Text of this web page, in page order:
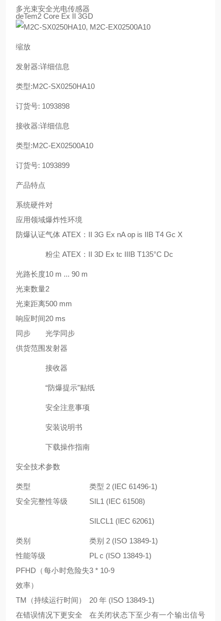
多光束安全光电传感器
deTem2 Core Ex II 3GD
缩放
发射器:详细信息
类型:M2C-SX0250HA10
订货号: 1093898
接收器:详细信息
类型:M2C-EX02500A10
订货号: 1093899
产品特点
系统硬件对
应用领域爆炸性环境
防爆认证气体 ATEX：II 3G Ex nA op is IIB T4 Gc X
粉尘 ATEX：II 3D Ex tc IIIB T135°C Dc
光路长度10 m ... 90 m
光束数量2
光束距离500 mm
响应时间20 ms
同步
光学同步
供货范围 发射器
接收器
“防爆提示”贴纸
安全注意事项
安装说明书
下载操作指南
安全技术参数
类型
类型 2 (IEC 61496-1)
安全完整性等级
SIL1 (IEC 61508)
SILCL1 (IEC 62061)
类别
类别 2 (ISO 13849-1)
性能等级
PL c (ISO 13849-1)
PFHD （每小时危险失
效率）
3 * 10-9
TM （持续运行时间）
20 年 (ISO 13849-1)
在错误情况下更安全
在关闭状态下至少有一个输出信号